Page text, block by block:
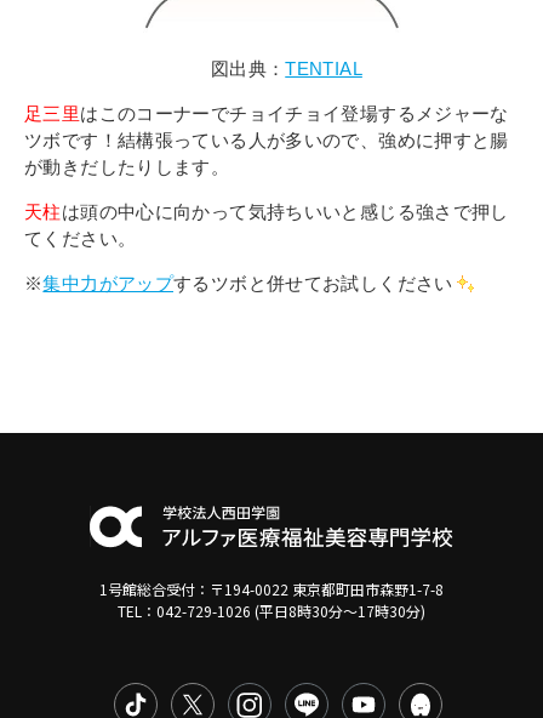
図出典：TENTIAL
足三里はこのコーナーでチョイチョイ登場するメジャーな
ツボです！結構張っている人が多いので、強めに押すと腸
が動きだしたりします。
天柱は頭の中心に向かって気持ちいいと感じる強さで押し
てください。
※集中力がアップするツボと併せてお試しください
1号館総合受付：〒194-0022 東京都町田市森野1-7-8
TEL：042-729-1026 (平日8時30分〜17時30分)